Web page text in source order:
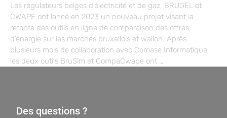
Les régulateurs belges d’électricité et de gaz, BRUGEL et
CWAPE ont lancé en 2023 un nouveau projet visant la
refonte des outils en ligne de comparaison des offres
d’énergie sur les marchés bruxellois et wallon. Après
plusieurs mois de collaboration avec Comase Informatique,
les deux outils BruSim et CompaCwape ont …
Des questions ?